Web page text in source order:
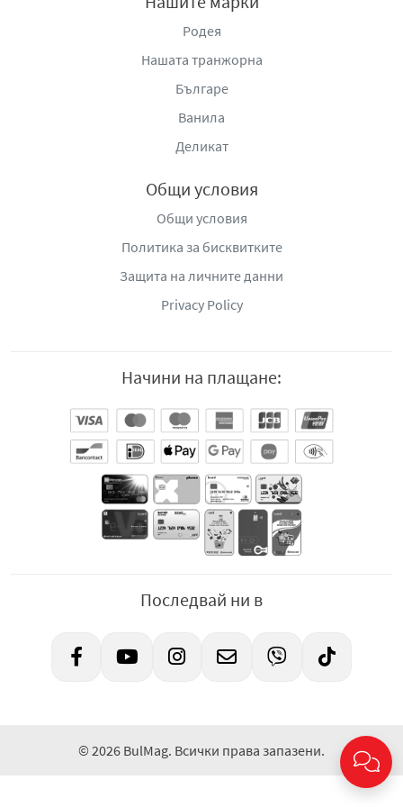
Родея
Нашата транжорна
Българе
Ванила
Деликат
Общи условия
Общи условия
Политика за бисквитките
Защита на личните данни
Privacy Policy
Начини на плащане:
Последвай ни в
© 2026 BulMag. Всички права запазени.